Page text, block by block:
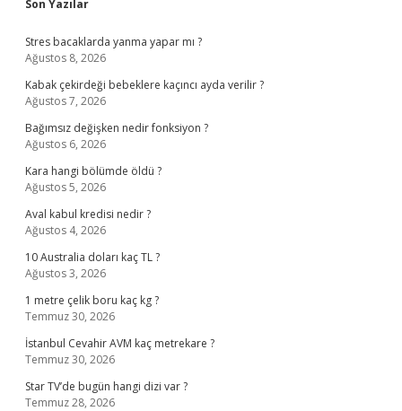
Sidebar
Son Yazılar
Stres bacaklarda yanma yapar mı ?
Ağustos 8, 2026
Kabak çekirdeği bebeklere kaçıncı ayda verilir ?
Ağustos 7, 2026
Bağımsız değişken nedir fonksiyon ?
Ağustos 6, 2026
Kara hangi bölümde öldü ?
Ağustos 5, 2026
Aval kabul kredisi nedir ?
Ağustos 4, 2026
10 Australia doları kaç TL ?
Ağustos 3, 2026
1 metre çelik boru kaç kg ?
Temmuz 30, 2026
İstanbul Cevahir AVM kaç metrekare ?
Temmuz 30, 2026
Star TV’de bugün hangi dizi var ?
Temmuz 28, 2026